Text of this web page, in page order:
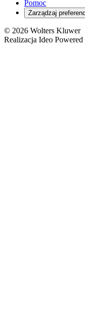
Pomoc
Zarządzaj
© 2026 Wolters Kluwer
Realizacja Ideo Powered